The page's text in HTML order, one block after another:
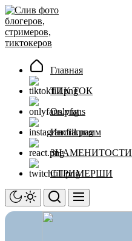
Перейти
к
содержимому
Главная
ТИК ТОК
Onlyfans
Инстаграмм
ЗНАМЕНИТОСТИ
СТРИМЕРШИ